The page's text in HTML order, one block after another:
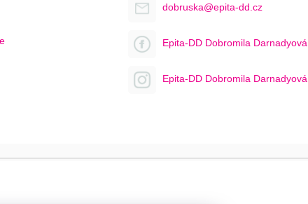
dobruska@epita-dd.cz
Epita-DD Dobromila Darnadyová
Epita-DD Dobromila Darnadyová